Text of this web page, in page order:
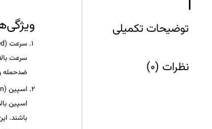
توضیحات تکمیلی
نظرات (0)
سرعت (Speed)
سرعت
ضدحمله
اسپین (Spin)
اسپین
باشند.